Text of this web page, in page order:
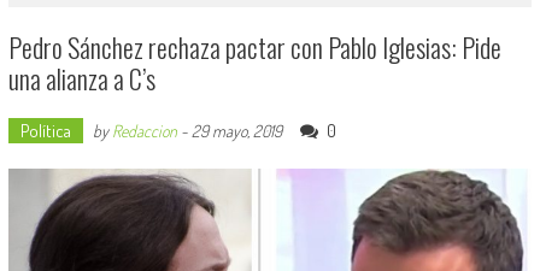
Pedro Sánchez rechaza pactar con Pablo Iglesias: Pide
una alianza a C’s
Política byRedaccion- 29 mayo, 2019 0